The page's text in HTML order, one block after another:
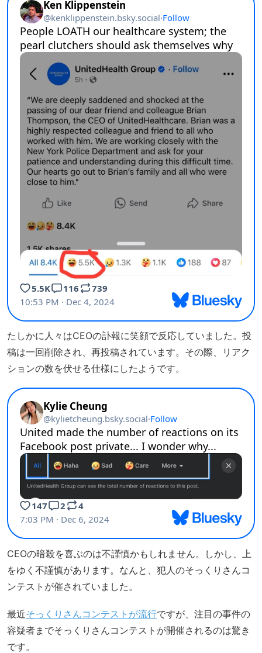
たしかに人々はCEOの訃報に笑顔で反応していました。投
稿は一回削除され、再投稿されています。その際、リアク
ションの数を伏せる仕様にしたようです。
CEOの暗殺を喜ぶのは不謹慎かもしれません。しかし、上
をゆく不謹慎があります。なんと、犯人のそっくりさんコ
ンテストが催されていました。
最近そっくりさんコンテストが流行ですが、注目の事件の
容疑者までそっくりさんコンテストが開催されるのは驚き
です。